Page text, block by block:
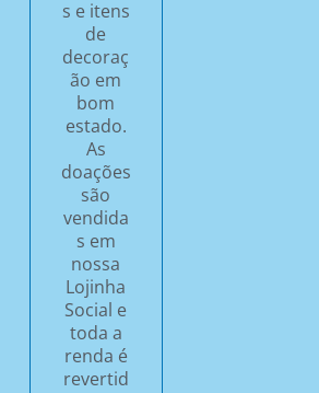
s e itens
de
decoraç
ão em
bom
estado.
As
doações
são
vendida
s em
nossa
Lojinha
Social e
toda a
renda é
revertid